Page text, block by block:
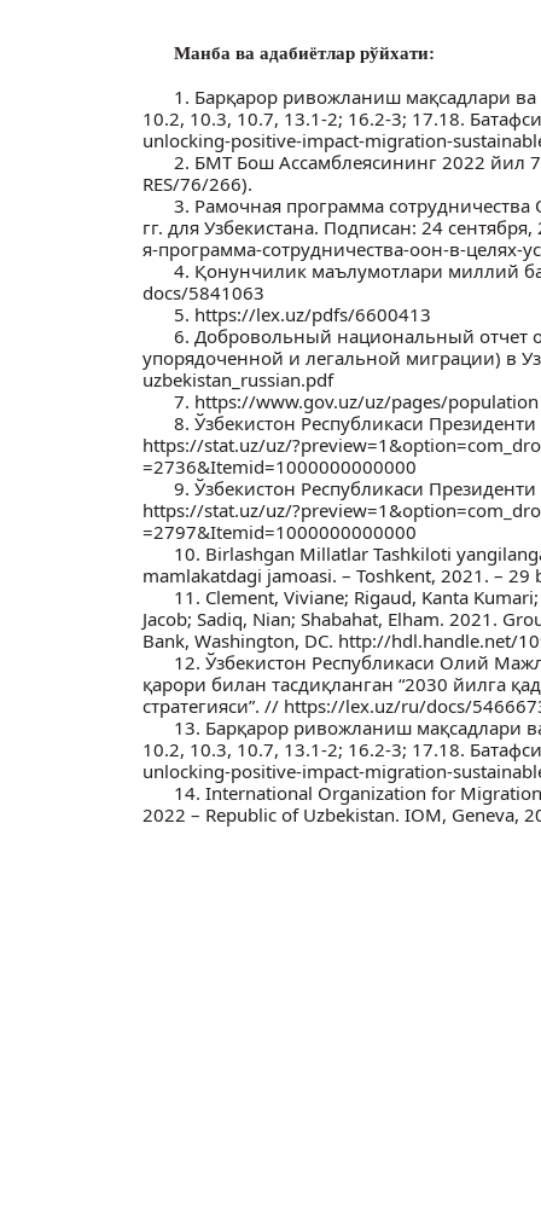
Манба ва адабиётлар рўйхати:
1. Барқарор ривожланиш мақсадлари
10.2, 10.3, 10.7, 13.1-2; 16.2-3; 17.18.
unlocking-positive-impact-migration-
2. БМТ Бош Ассамблеясининг 2022 йил
RES/76/266).
3. Рамочная программа
гг. для Узбекистана. Подписан: 24
я-программа-сотрудничества-оон-в-целях-
4. Қонунчилик маълумотлари миллий
docs/5841063
5. https://lex.uz/pdfs/6600413
6. Добровольный национальный отчет
упорядоченной и легальной миграции) в
uzbekistan_russian.pdf
7. https://www.gov.uz/uz/pages/population
8. Ўзбeкистон Рeспубликаси
https://stat.uz/uz/
=2736&Itemid=1000000000000
9. Ўзбeкистон Рeспубликаси
https://stat.uz/uz/
=2797&Itemid=1000000000000
10. Birlashgan Millatlar Tashkiloti
mamlakatdagi jamoasi. – Toshkent, 2021. – 29
11. Clement, Viviane; Rigaud, Kanta
Jacob; Sadiq, Nian; Shabahat, Elham. 2021.
Bank, Washington, DC. http://hdl.handle.net/
12. Ўзбекистон Республикаси Олий
қарори билан тасдиқланган “2030 йилга
стратегияси”. // https://lex.uz/ru/docs/
13. Барқарор ривожланиш мақсадлари
10.2, 10.3, 10.7, 13.1-2; 16.2-3; 17.18.
unlocking-positive-impact-migration-
14. International Organization for
2022 – Republic of Uzbekistan. IOM, Geneva,